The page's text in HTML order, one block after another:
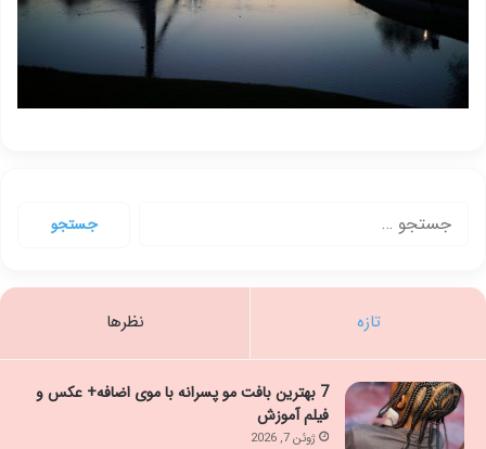
تازه نظرها
7 بهترین بافت مو پسرانه با موی اضافه+ عکس و
فیلم آموزش
ژوئن 7, 2026